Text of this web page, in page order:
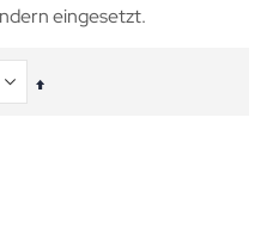
eingesetzt.
In